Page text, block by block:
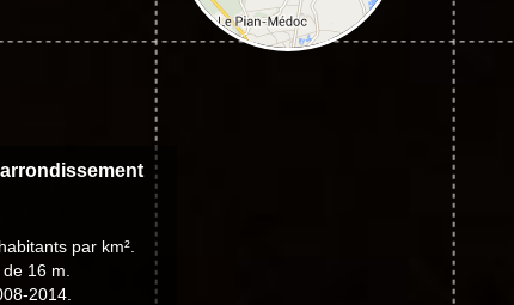
par km².
16 m.
2014.